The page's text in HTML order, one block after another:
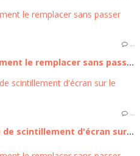
…
Écran iPhone 16 cassé ? Comment le remplacer sans passer par un professionnel
…
Comment régler le problème de scintillement d'écran sur le Galaxy A54 ?